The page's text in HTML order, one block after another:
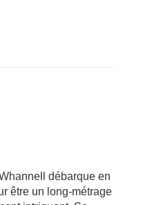
débarque en
être un long-métrage